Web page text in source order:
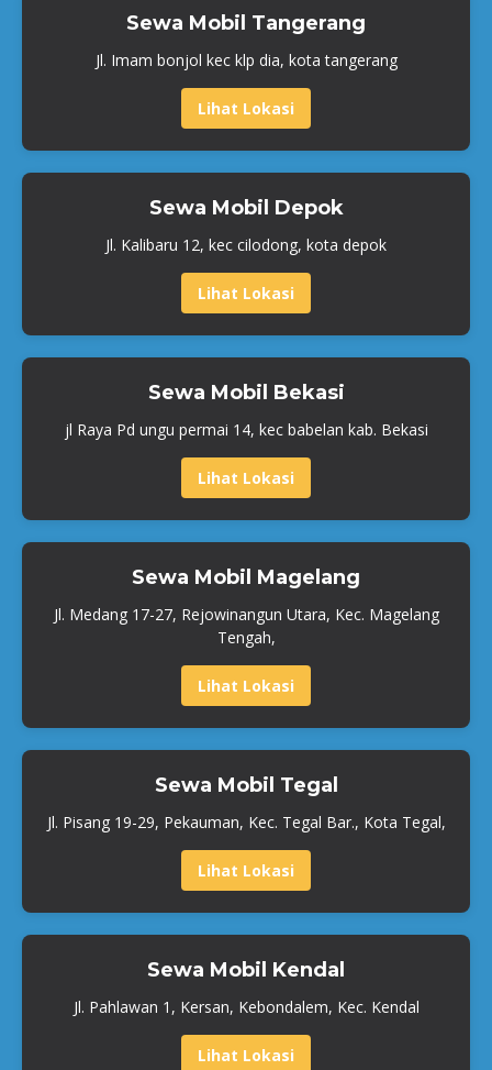
Sewa Mobil Tangerang
Jl. Imam bonjol kec klp dia, kota tangerang
Lihat Lokasi
Sewa Mobil Depok
Jl. Kalibaru 12, kec cilodong, kota depok
Lihat Lokasi
Sewa Mobil Bekasi
jl Raya Pd ungu permai 14, kec babelan kab. Bekasi
Lihat Lokasi
Sewa Mobil Magelang
Jl. Medang 17-27, Rejowinangun Utara, Kec. Magelang
Tengah,
Lihat Lokasi
Sewa Mobil Tegal
Jl. Pisang 19-29, Pekauman, Kec. Tegal Bar., Kota Tegal,
Lihat Lokasi
Sewa Mobil Kendal
Jl. Pahlawan 1, Kersan, Kebondalem, Kec. Kendal
Lihat Lokasi